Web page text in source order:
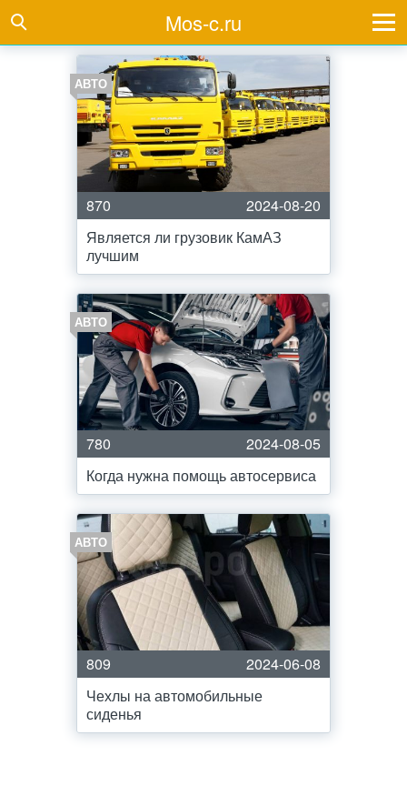
Mos-c.ru
АВТО
870
2024-08-20
Является ли грузовик КамАЗ
лучшим
АВТО
780
2024-08-05
Когда нужна помощь автосервиса
АВТО
809
2024-06-08
Чехлы на автомобильные
сиденья